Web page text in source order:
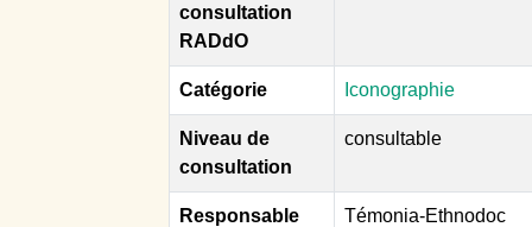
consultation
RADdO
Catégorie Iconographie
Niveau de
consultation
consultable
Responsable
Témonia-Ethnodoc